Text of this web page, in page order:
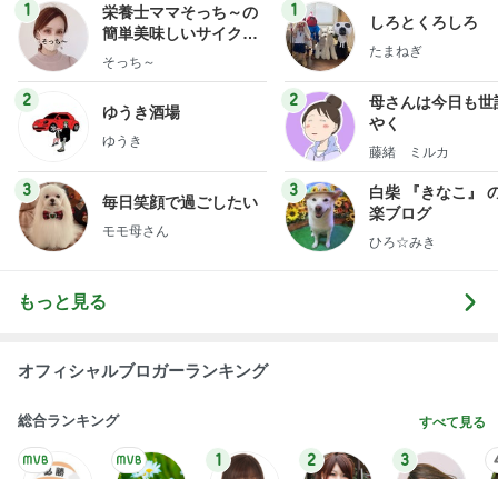
1
栄養士ママそっち～の
簡単美味しいサイクル
献立
そっち～
2
ゆうき酒場
ゆうき
3
毎日笑顔で過ごしたい
モモ母さん
1
しろとくろしろ
たまねぎ
2
母さんは今日も世
やく
藤緒 ミルカ
3
白柴 『きなこ』
楽ブログ
ひろ☆みき
もっと見る
オフィシャルブロガーランキング
総合ランキング すべて見る
1 2 3